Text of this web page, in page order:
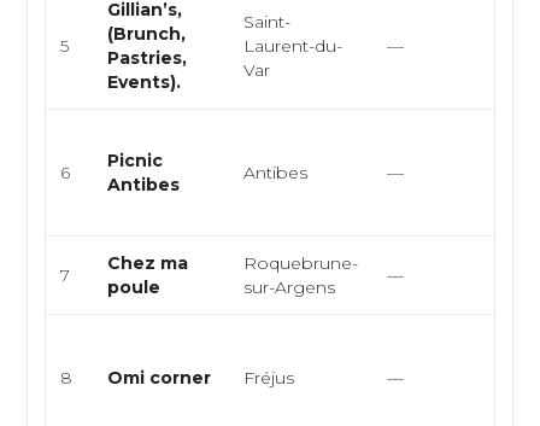
5
Gillian’s,
(Brunch,
Pastries,
Events).
Saint-
Laurent-du-
Var
—
6
Picnic
Antibes
Antibes —
7
Chez ma
poule
Roquebrune-
sur-Argens
—
8 Omi corner Fréjus —